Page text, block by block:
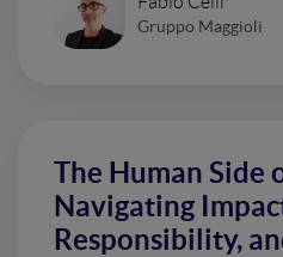
Gruppo Maggioli
The Human Side
Navigating
Responsibility,